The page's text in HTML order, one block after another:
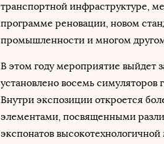
транспортной инфраструктуре,
программе реновации, новом
промышленности и многом
В этом году мероприятие выйдет
установлено восемь симуляторов
Внутри экспозиции откроется
элементами, посвященными
экспонатов